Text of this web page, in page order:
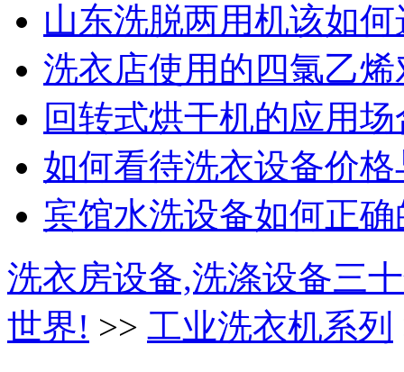
山东洗脱两用机该如何
洗衣店使用的四氯乙烯
回转式烘干机的应用场
如何看待洗衣设备价格
宾馆水洗设备如何正确
洗衣房设备,洗涤设备三
世界! >> 工业洗衣机系列